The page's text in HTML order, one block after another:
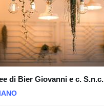
di Bier Giovanni e c. S.n.c.